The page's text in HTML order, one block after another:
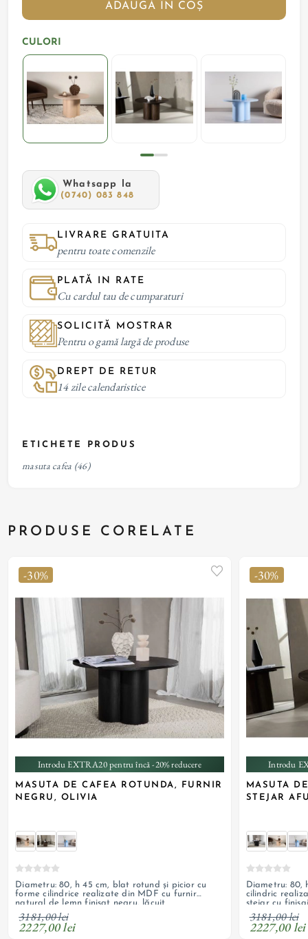
ADAUGĂ ÎN COȘ
CULORI
Whatsapp la
(0740) 083 848
LIVRARE GRATUITA
pentru toate comenzile
PLATĂ IN RATE
Cu cardul tau de cumparaturi
SOLICITĂ MOSTRAR
Pentru o gamă largă de produse
DREPT DE RETUR
14 zile calendaristice
ETICHETE PRODUS
masuta cafea (46)
PRODUSE CORELATE
-30%
Introdu EXTRA20 pentru încă -20% reducere
MASUTA DE CAFEA ROTUNDA, FURNIR
NEGRU, OLIVIA
Diametru: 80, h 45 cm, blat rotund și picior cu
forme cilindrice realizate din MDF cu furnir
natural de lemn finisat negru, lăcuit
3181,00 lei
2227,00 lei
-30%
Introdu
MASUTA
STEJAR
Diametru: 80,
cilindric
stejar cu
3181,00 lei
2227,00 lei